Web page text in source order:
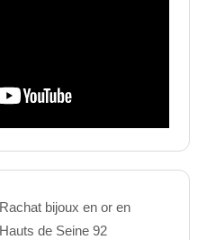
Rachat bijoux en or en
Hauts de Seine 92